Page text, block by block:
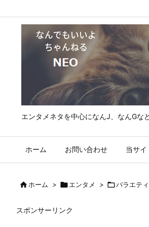
エンタメネタを中心になんJ、なんGな
ホーム お問い合わせ 当サイ
ホーム > エンタメ > バラエティ
スポンサーリンク